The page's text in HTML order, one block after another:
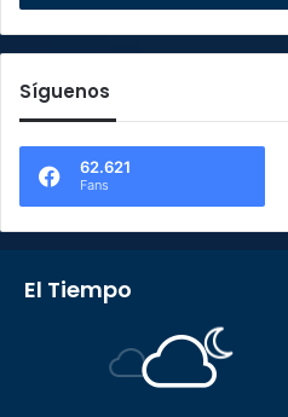
Síguenos
62.621
Fans
El Tiempo